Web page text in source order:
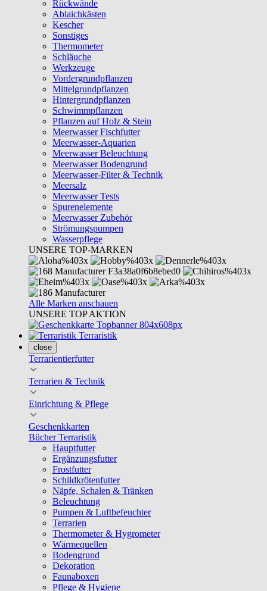
Rückwände
Ablaichkästen
Kescher
Sonstiges
Thermometer
Schläuche
Werkzeuge
Vordergrundpflanzen
Mittelgrundpflanzen
Hintergrundpflanzen
Schwimmpflanzen
Pflanzen auf Holz & Stein
Meerwasser Fischfutter
Meerwasser-Aquarien
Meerwasser Beleuchtung
Meerwasser Bodengrund
Meerwasser-Filter & Technik
Meersalz
Meerwasser Tests
Spurenelemente
Meerwasser Zubehör
Strömungspumpen
Wasserpflege
UNSERE TOP-MARKEN
Alle Marken anschauen
UNSERE TOP AKTION
Terraristik
close
Terrarientierfutter
Terrarien & Technik
Einrichtung & Pflege
Geschenkkarten
Bücher Terraristik
Hauptfutter
Ergänzungsfutter
Frostfutter
Schildkrötenfutter
Näpfe, Schalen & Tränken
Beleuchtung
Pumpen & Luftbefeuchter
Terrarien
Thermometer & Hygrometer
Wärmequellen
Bodengrund
Dekoration
Faunaboxen
Pflege & Hygiene